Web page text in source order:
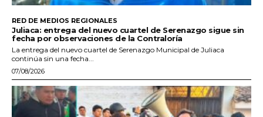
RED DE MEDIOS REGIONALES
Juliaca: entrega del nuevo cuartel de Serenazgo sigue sin
fecha por observaciones de la Contraloría
La entrega del nuevo cuartel de Serenazgo Municipal de Juliaca
continúa sin una fecha...
07/08/2026